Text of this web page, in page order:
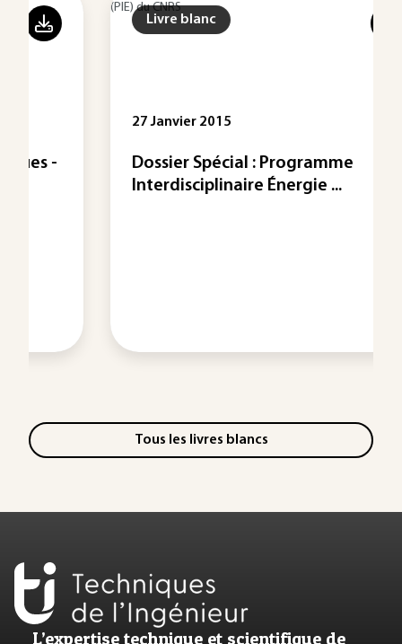
Livre blanc
27 Janvier 2015
Dossier Spécial : Programme
Interdisciplinaire Énergie ...
Tous les livres blancs
L’expertise technique et scientifique de